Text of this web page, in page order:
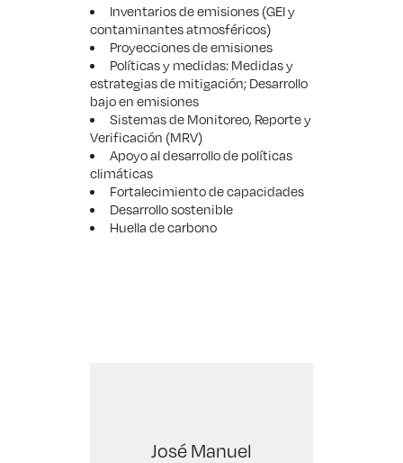
Inventarios de emisiones (GEI y
contaminantes atmosféricos)
Proyecciones de emisiones
Políticas y medidas: Medidas y
estrategias de mitigación; Desarrollo
bajo en emisiones
Sistemas de Monitoreo, Reporte y
Verificación (MRV)
Apoyo al desarrollo de políticas
climáticas
Fortalecimiento de capacidades
Desarrollo sostenible
Huella de carbono
José Manuel